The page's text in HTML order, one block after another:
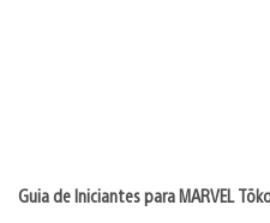
Guia de Iniciantes para MARVEL